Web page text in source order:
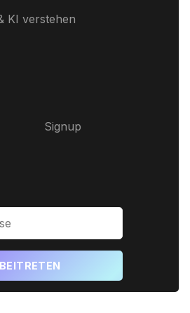
KI verstehen
Signup